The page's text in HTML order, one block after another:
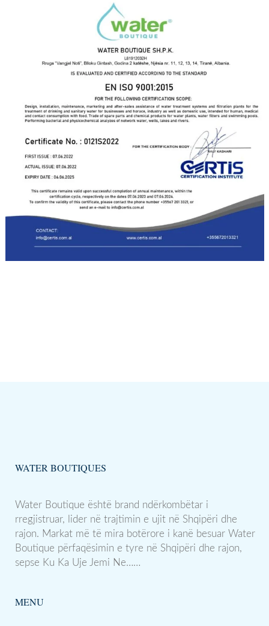
WATER BOUTIQUES
Water Boutique është brand ndërkombëtar i
rregjistruar, lider në trajtimin e ujit në Shqipëri dhe
rajon. Markat më të mira botërore i kanë besuar Water
Boutique përfaqësimin e tyre në Shqipëri dhe rajon,
sepse Ku Ka Uje Jemi Ne……
MENU